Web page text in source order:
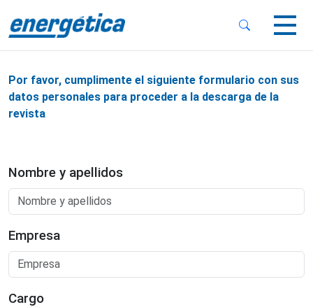
Menu
Por favor, cumplimente el siguiente formulario con sus
datos personales para proceder a la descarga de la
revista
Nombre y apellidos
Empresa
Cargo